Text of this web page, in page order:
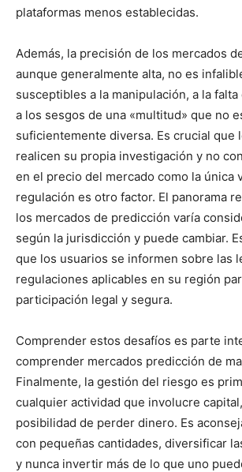
plataformas menos establecidas.
Además, la precisión de los mercados
aunque generalmente alta, no es
susceptibles a la manipulación, a la
a los sesgos de una «multitud» que no
suficientemente diversa. Es crucial que
realicen su propia investigación y no
en el precio del mercado como la única
regulación es otro factor. El panorama
los mercados de predicción varía
según la jurisdicción y puede cambiar.
que los usuarios se informen sobre las
regulaciones aplicables en su región
participación legal y segura.
Comprender estos desafíos es parte
comprender mercados predicción de
Finalmente, la gestión del riesgo es
cualquier actividad que involucre
posibilidad de perder dinero. Es
con pequeñas cantidades, diversificar
y nunca invertir más de lo que uno